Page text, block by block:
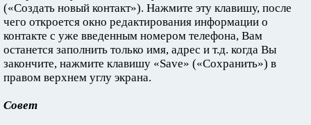
(«Создать новый контакт»). Нажмите эту клавишу, после
чего откроется окно редактирования информации о
контакте с уже введенным номером телефона, Вам
останется заполнить только имя, адрес и т.д. когда Вы
закончите, нажмите клавишу «Save» («Сохранить») в
правом верхнем углу экрана.
Совет